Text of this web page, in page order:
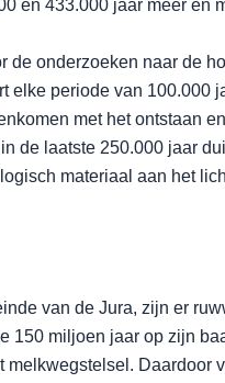
en 433.000 jaar meer en
de onderzoeken naar de
elke periode van 100.000
met het ontstaan
de laatste 250.000 jaar
materiaal aan het
van de Jura, zijn er
150 miljoen jaar op zijn
Daardoor